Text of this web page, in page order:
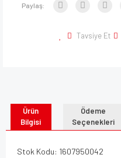
Paylaş:
Tavsiye Et
Ürün
Bilgisi
Ödeme
Seçenekleri
Stok Kodu: 1607950042